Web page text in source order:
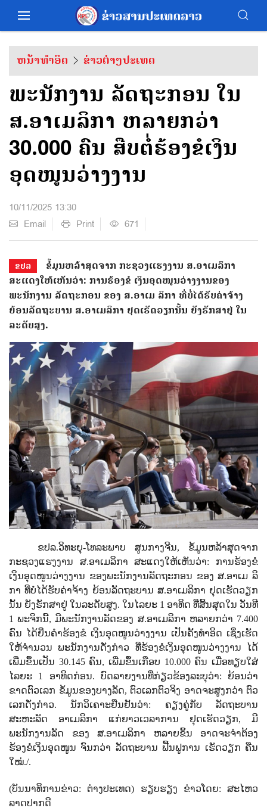
ຫນ້າທຳອິດ ຂ່າວຕ່າງປະເທດ
ພະນັກງານ ລັດຖະກອນ ໃນ
ສ.ອາເມລິກາ ຫລາຍກວ່າ
30.000 ຄົນ ສືບຕໍ່ຮ້ອງຂໍເງິນ
ອຸດໜູນວ່າງງານ
10/11/2025 13:30
Email
Print 671
ຂປລ
ຂໍ້ມູນຫລ້າສຸດຈາກ ກະຊວງແຮງງານ ສ.ອາເມລິກາ
ສະແດງໃຫ້ເຫັນວ່າ: ການຮ້ອງຂໍ ເງິນອຸດໜູນວ່າງງານຂອງ
ພະນັກງານ ລັດຖະກອນ ຂອງ ສ.ອາເມ ລິກາ ທີ່ບໍ່ໄດ້ຮັບຄ່າຈ້າງ
ຍ້ອນລັດຖະບານ ສ.ອາເມລິກາ ຢຸດເຮັດວຽກນັ້ນ ຍັງຮັກສາຢູ່ ໃນ
ລະດັບສູງ.
ຂປລ.ວິທະຍຸ-ໂທລະພາບ ສູນກາງຈີນ, ຂໍ້ມູນຫລ້າສຸດຈາກ
ກະຊວງແຮງງານ ສ.ອາເມລິກາ
ສະແດງໃຫ້ເຫັນວ່າ:
ການຮ້ອງຂໍ
ເງິນອຸດໜູນວ່າງງານ ຂອງພະນັກງານລັດຖະກອນ ຂອງ ສ.ອາເມ ລິ
ກາ ທີ່ບໍ່ໄດ້ຮັບຄ່າຈ້າງ ຍ້ອນລັດຖະບານ ສ.ອາເມລິກາ ຢຸດເຮັດວຽກ
ນັ້ນ ຍັງຮັກສາຢູ່ ໃນລະດັບສູງ. ໃນໄລຍະ 1 ອາທິດ ທີ່ສິ້ນສຸດໃນ ວັນທີ
1ພະຈິກນີ້,ມີພະນັກງານລັດຂອງ ສ.ອາເມລິກາ ຫລາຍກວ່າ 7.400
ຄົນ ໄດ້ຍື່ນຄຳຮ້ອງຂໍ ເງິນອຸດໜູນວ່າງງານ ເປັນຄັ້ງທຳອິດ ເຊິ່ງເຮັດ
ໃຫ້ຈຳນວນ ພະນັກງານດັ່ງກ່າວ ທີ່ຮ້ອງຂໍເງິນອຸດໜູນວ່າງງານ ໄດ້
ເພີ່ມຂຶ້ນເປັນ 30.145 ຄົນ, ເພີ່ມຂຶ້ນເກືອບ 10.000 ຄົນ ເມື່ອທຽບໃສ່
ໄລຍະ 1 ອາທິດກ່ອນ. ບົດລາຍງານທີ່ກ່ຽວຂ້ອງລະບຸວ່າ: ຍ້ອນວ່າ
ຂາດຕົວເລກ ຂໍ້ມູນຂອງບາງລັດ, ຕົວເລກຕົວຈິງ ອາດຈະສູງກວ່າ ຕົວ
ເລກດັ່ງກ່າວ. ນັກວິເຄາະຢືນຢັນວ່າ:
ຄຽງຄູ່ກັບ ລັດຖະບານ
ສະຫະລັດ ອາເມລິກາ ແກ່ຍາວເວລາການ ຢຸດເຮັດວຽກ, ມີ
ພະນັກງານລັດ ຂອງ ສ.ອາເມລິກາ ຫລາຍຂຶ້ນ ອາດຈະຈຳຕ້ອງ
ຮ້ອງຂໍເງິນອຸດໜູນ ຈົນກວ່າ ລັດຖະບານ ຟື້ນຟູການ ເຮັດວຽກ ຄືນ
ໃໝ່./.
(ບັນນາທິການຂ່າວ: ຕ່າງປະເທດ) ຮຽບຮຽງ ຂ່າວໂດຍ:
ສະໄຫວ
ລາດປາກດີ